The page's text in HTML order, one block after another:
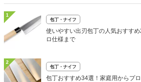
1
包丁・ナイフ
使いやすい出刃包丁の人気おすす
ロ仕様まで
2
包丁・ナイフ
包丁おすすめ34選！家庭用からプ